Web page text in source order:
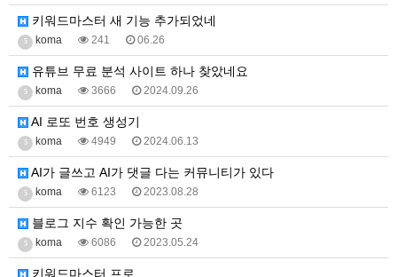
키워드마스터 새 기능 추가되었네
5 koma 241 06.26
유튜브 무료 분석 사이트 하나 찾았네요
5 koma 3666 2024.09.26
AI 로또 번호 생성기
5 koma 4949 2024.06.13
AI가 글쓰고 AI가 댓글 다는 커뮤니티가 있다
5 koma 6123 2023.08.28
블로그 지수 확인 가능한 곳
5 koma 6086 2023.05.24
키워드마스터 프로